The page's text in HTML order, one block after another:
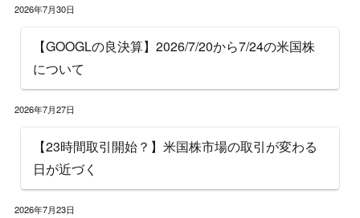
2026年7月30日
【GOOGLの良決算】2026/7/20から7/24の米国株
について
2026年7月27日
【23時間取引開始？】米国株市場の取引が変わる
日が近づく
2026年7月23日